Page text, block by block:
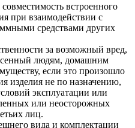
встроенного
при взаимодействии с
средствами других
за возможный вред,
людям, домашним
если это произошло
изделия не по назначению,
эксплуатации или
или неосторожных
лиц.
вида и комплектации